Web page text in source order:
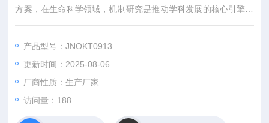
方案，在生命科学领域，机制研究是推动学科发展的核心引擎。
然而，从创新课题设计到高质量标书撰写，从复杂实验实施到科
困难、成果转化乏力。吉奥蓝图（JENNIO-LAB）依托全链式科
研平台与十年深耕经验，推出"机制研究课题全周期赋能计划"，
为科研工作者提供从理论创新到数据落地的完整解决方案。
产品型号：JNOKT0913
更新时间：2025-08-06
厂商性质：生产厂家
访问量：188